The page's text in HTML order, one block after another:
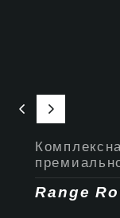
Range